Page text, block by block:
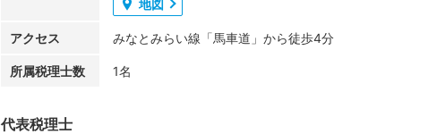
地図
アクセス みなとみらい線「馬車道」から徒歩4分
所属税理士数 1名
代表税理士